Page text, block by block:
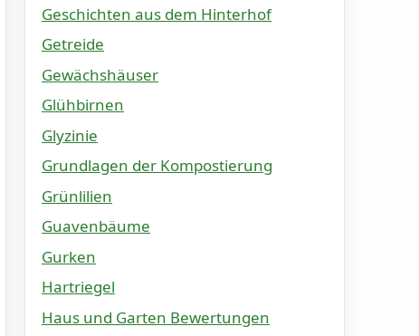
Geschichten aus dem Hinterhof
Getreide
Gewächshäuser
Glühbirnen
Glyzinie
Grundlagen der Kompostierung
Grünlilien
Guavenbäume
Gurken
Hartriegel
Haus und Garten Bewertungen